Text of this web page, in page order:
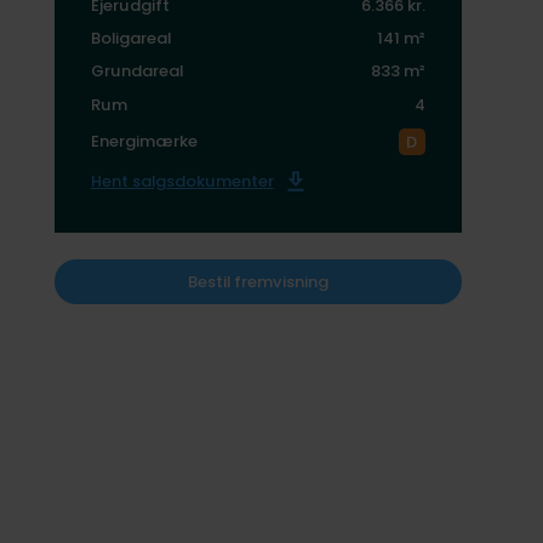
Ejerudgift
6.366 kr.
Boligareal
141 m²
Grundareal
833 m²
Rum
4
Energimærke
Hent salgsdokumenter
Bestil fremvisning